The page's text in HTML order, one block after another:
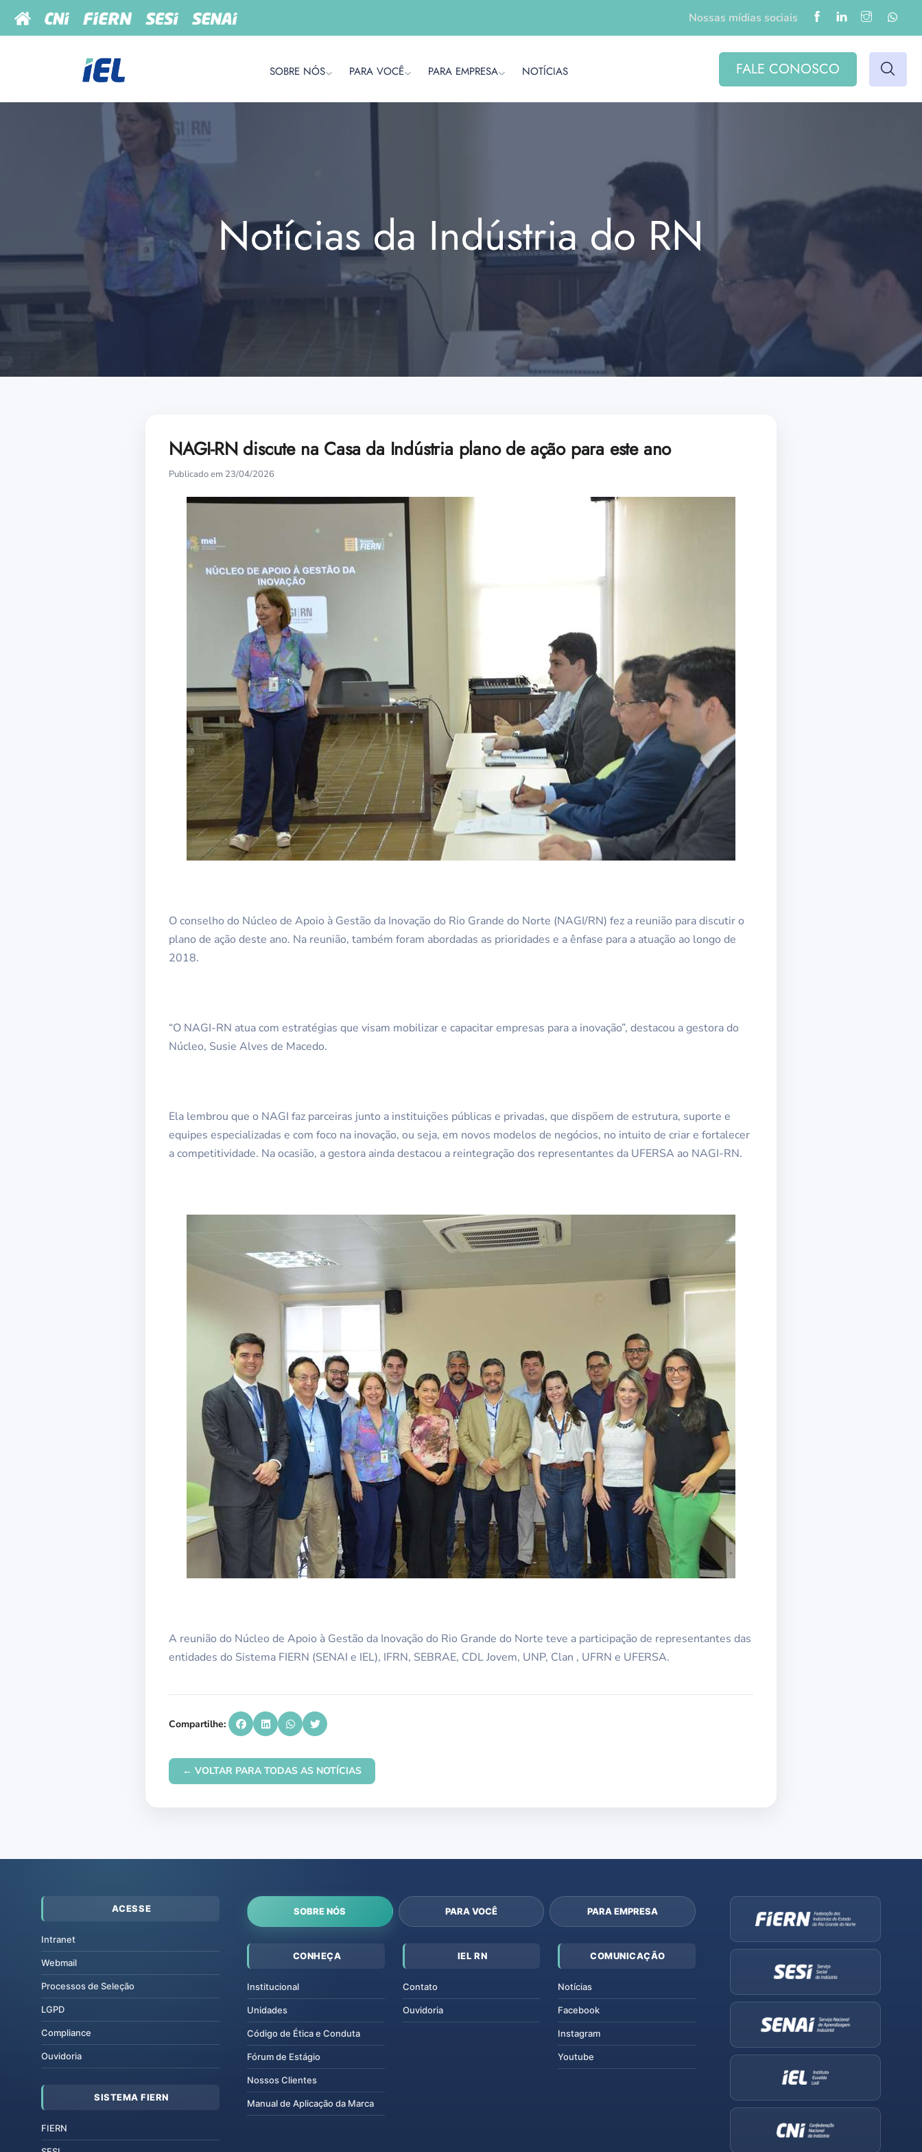
Nossas mídias sociais
SOBRE NÓS PARA VOCÊ PARA EMPRESA NOTÍCIAS FALE CONOSCO
Notícias da Indústria do RN
NAGI-RN discute na Casa da Indústria plano de ação para este ano
Publicado em 23/04/2026
O conselho do Núcleo de Apoio à Gestão da Inovação do Rio Grande do Norte (NAGI/RN) fez a reunião para discutir o
plano de ação deste ano. Na reunião, também foram abordadas as prioridades e a ênfase para a atuação ao longo de
2018.
“O NAGI-RN atua com estratégias que visam mobilizar e capacitar empresas para a inovação”, destacou a gestora do
Núcleo, Susie Alves de Macedo.
Ela lembrou que o NAGI faz parceiras junto a instituições públicas e privadas, que dispõem de estrutura, suporte e
equipes especializadas e com foco na inovação, ou seja, em novos modelos de negócios, no intuito de criar e fortalecer
a competitividade. Na ocasião, a gestora ainda destacou a reintegração dos representantes da UFERSA ao NAGI-RN.
A reunião do Núcleo de Apoio à Gestão da Inovação do Rio Grande do Norte teve a participação de representantes das
entidades do Sistema FIERN (SENAI e IEL), IFRN, SEBRAE, CDL Jovem, UNP, Clan , UFRN e UFERSA.
Compartilhe:
← VOLTAR PARA TODAS AS NOTÍCIAS
ACESSE
Intranet
Webmail
Processos de Seleção
LGPD
Compliance
Ouvidoria
SISTEMA FIERN
FIERN
SOBRE NÓS PARA VOCÊ PARA EMPRESA
CONHEÇA
Institucional
Unidades
Código de Ética e Conduta
Fórum de Estágio
Nossos Clientes
Manual de Aplicação da Marca
IEL RN
Contato
Ouvidoria
COMUNICAÇÃO
Notícias
Facebook
Instagram
Youtube